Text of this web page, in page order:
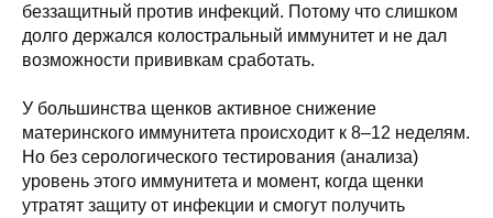
беззащитный против инфекций. Потому что слишком
долго держался колостральный иммунитет и не дал
возможности прививкам сработать.
У большинства щенков активное снижение
материнского иммунитета происходит к 8–12 неделям.
Но без серологического тестирования (анализа)
уровень этого иммунитета и момент, когда щенки
утратят защиту от инфекции и смогут получить